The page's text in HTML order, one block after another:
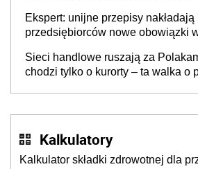
Ekspert: unijne przepisy
przedsiębiorców nowe obowiązki
Sieci handlowe ruszają za
chodzi tylko o kurorty – ta walka o
Kalkulatory
Kalkulator składki zdrowotnej dla